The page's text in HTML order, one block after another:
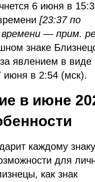
6 июня в
[23:37 по
времени — прим.
знаке
явлением в виде
июня в 2:54 (мск).
в июне
каждому
для
как знак